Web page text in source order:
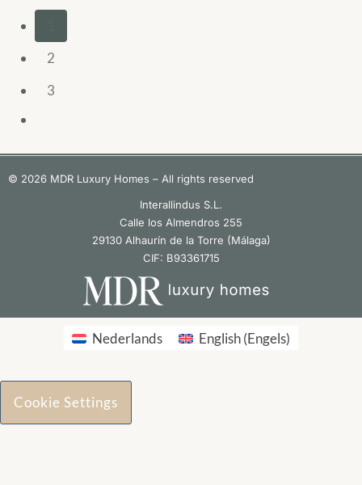
2
3
© 2026 MDR Luxury Homes – All rights reserved
Interallindus S.L.
Calle los Almendros 255
29130 Alhaurín de la Torre (Málaga)
CIF: B93361715
Nederlands English(Engels)
Cookie Settings